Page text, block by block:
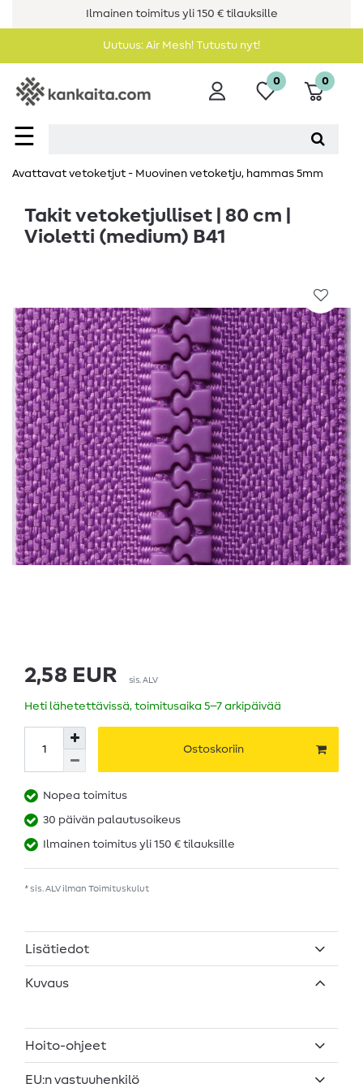
Ilmainen toimitus yli 150 € tilauksille
Uutuus: Air Mesh! Tutustu nyt!
☰
0 0
Avattavat vetoketjut - Muovinen vetoketju, hammas 5mm
Takit vetoketjulliset | 80 cm |
Violetti (medium) B41
2,58 EUR sis. ALV
Heti lähetettävissä, toimitusaika 5–7 arkipäivää
Ostoskoriin
Nopea toimitus
30 päivän palautusoikeus
Ilmainen toimitus yli 150 € tilauksille
* sis. ALV ilman Toimituskulut
Lisätiedot
Kuvaus
Hoito-ohjeet
EU:n vastuuhenkilö